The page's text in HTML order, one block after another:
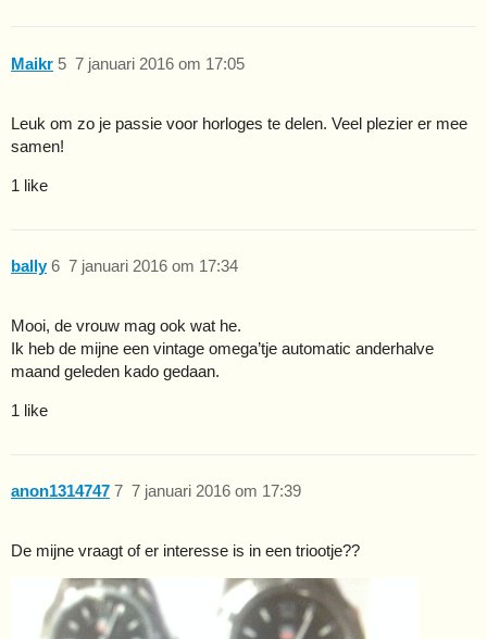
Maikr 7 januari 2016 om 17:05
5
Leuk om zo je passie voor horloges te delen. Veel plezier er mee
samen!
1 like
bally 7 januari 2016 om 17:34
6
Mooi, de vrouw mag ook wat he.
Ik heb de mijne een vintage omega’tje automatic anderhalve
maand geleden kado gedaan.
1 like
anon1314747 7 januari 2016 om 17:39
7
De mijne vraagt of er interesse is in een triootje??